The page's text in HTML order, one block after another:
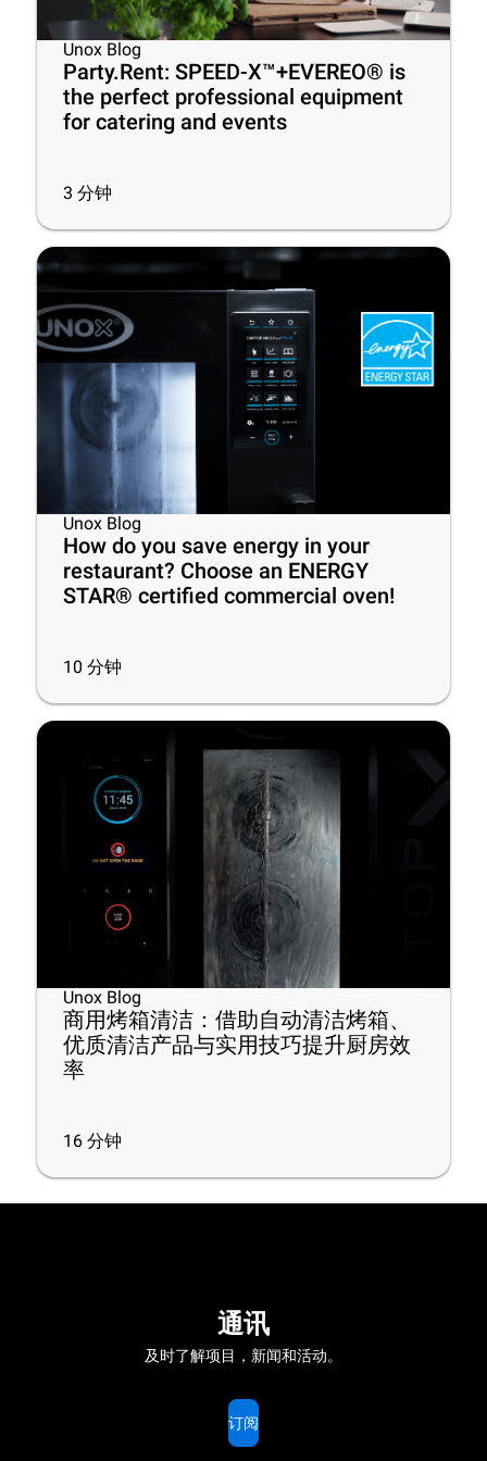
Unox Blog
Party.Rent: SPEED-X™+EVEREO® is
the perfect professional equipment
for catering and events
3 分钟
Unox Blog
How do you save energy in your
restaurant? Choose an ENERGY
STAR® certified commercial oven!
10 分钟
Unox Blog
商用烤箱清洁：借助自动清洁烤箱、
优质清洁产品与实用技巧提升厨房效
率
16 分钟
通讯
及时了解项目，新闻和活动。
订阅